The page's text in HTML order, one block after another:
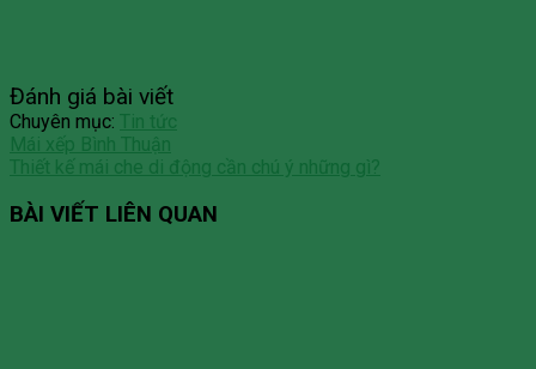
Đánh giá bài viết
Chuyên mục: Tin tức
Mái xếp Bình Thuận
Thiết kế mái che di động cần chú ý những gì?
BÀI VIẾT LIÊN QUAN